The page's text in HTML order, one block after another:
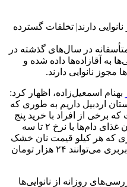
در سال‌های گذشته در
به آقازاده‌ها داده شده و
نانوایی دارند.
بهنام اسمعیل‌زاده، اظهار کرد:
اردبیل داریم به طوری که
برخی از افراد با خرید پنج
نان به وزن ۲ کیلوگرم آن را به عنوان غذای دام‌ها با نرخ ۲ تا سه
که هر کیلو قیمت نان خشک
۱۲ هزار تومان است که با خرید پنج بربری می‌توانند ۲۴ هزار تومان
روزانه از نانوایی‌ها